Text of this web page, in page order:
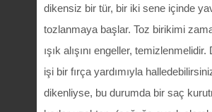
dikensiz bir tür, bir iki sene içinde
tozlanmaya başlar. Toz birikimi
ışık alışını engeller,
işi bir fırça yardımıyla
dikenliyse, bu durumda bir saç